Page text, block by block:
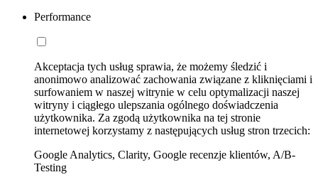
Performance
Akceptacja tych usług sprawia, że możemy śledzić i
anonimowo analizować zachowania związane z kliknięciami i
surfowaniem w naszej witrynie w celu optymalizacji naszej
witryny i ciągłego ulepszania ogólnego doświadczenia
użytkownika. Za zgodą użytkownika na tej stronie
internetowej korzystamy z następujących usług stron trzecich:
Google Analytics, Clarity, Google recenzje klientów, A/B-
Testing